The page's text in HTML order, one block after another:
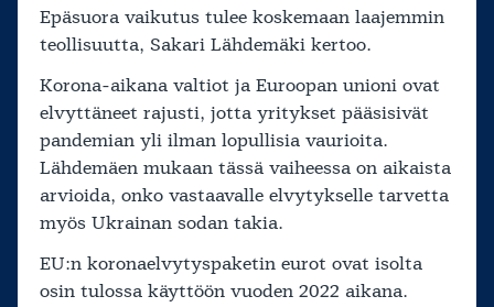
Epäsuora vaikutus tulee koskemaan laajemmin
teollisuutta, Sakari Lähdemäki kertoo.
Korona-aikana valtiot ja Euroopan unioni ovat
elvyttäneet rajusti, jotta yritykset pääsisivät
pandemian yli ilman lopullisia vaurioita.
Lähdemäen mukaan tässä vaiheessa on aikaista
arvioida, onko vastaavalle elvytykselle tarvetta
myös Ukrainan sodan takia.
EU:n koronaelvytyspaketin eurot ovat isolta
osin tulossa käyttöön vuoden 2022 aikana.